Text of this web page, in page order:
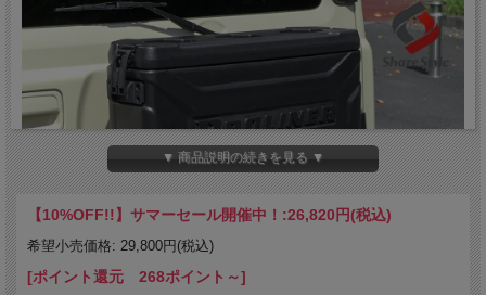
▼ 商品説明の続きを見る ▼
【10%OFF!!】サマーセール開催中！:26,820円(税込)
希望小売価格: 29,800円(税込)
[ポイント還元 268ポイント～]